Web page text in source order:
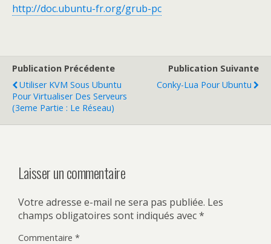
http://doc.ubuntu-fr.org/grub-pc
Publication Précédente
Utiliser KVM Sous Ubuntu
Pour Virtualiser Des Serveurs
(3eme Partie : Le Réseau)
Publication Suivante
Conky-Lua Pour Ubuntu
Laisser un commentaire
Votre adresse e-mail ne sera pas publiée. Les
champs obligatoires sont indiqués avec*
Commentaire *